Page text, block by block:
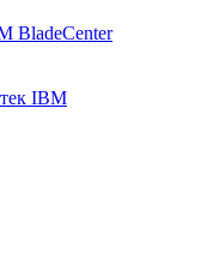
BladeCenter
IBM